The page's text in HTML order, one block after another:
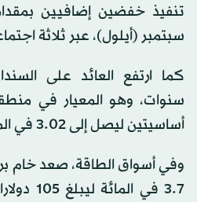
سبتمبر (أيلول)، عبر ثلاثة
كما ارتفع العائد على
سنوات، وهو المعيار في
أساسيتين ليصل إلى 3.02 في المائة.
وفي أسواق الطاقة، صعد خام
3.7 في